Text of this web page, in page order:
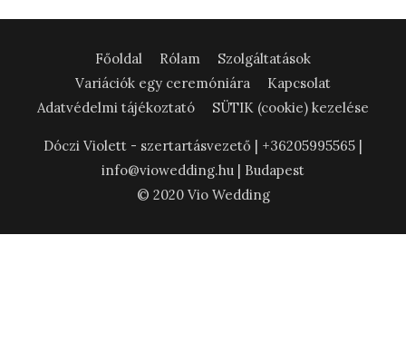
Főoldal Rólam
Szolgáltatások
Variációk egy ceremóniára
Kapcsolat
Adatvédelmi tájékoztató
SÜTIK (cookie) kezelése
Dóczi Violett - szertartásvezető | +36205995565 |
info@viowedding.hu | Budapest
© 2020 Vio Wedding